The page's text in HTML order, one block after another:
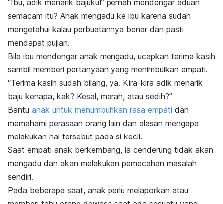
“Ibu, adik menarik bajuku!” pernah mendengar aduan
semacam itu? Anak mengadu ke ibu karena sudah
mengetahui kalau perbuatannya benar dan pasti
mendapat pujian.
Bila ibu mendengar anak mengadu, ucapkan terima kasih
sambil memberi pertanyaan yang menimbulkan empati.
“Terima kasih sudah bilang, ya. Kira-kira adik menarik
baju kenapa, kak? Kesal, marah, atau sedih?”
Bantu anak untuk menumbuhkan rasa empati dan
memahami perasaan orang lain dan alasan mengapa
melakukan hal tersebut pada si kecil.
Saat empati anak berkembang, ia cenderung tidak akan
mengadu dan akan melakukan pemecahan masalah
sendiri.
Pada beberapa saat, anak perlu melaporkan atau